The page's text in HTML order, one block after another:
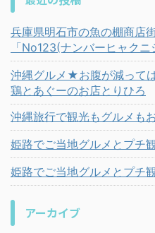
兵庫県明石市の魚の棚商店
「No123(ナンバーヒャク
沖縄グルメ★お腹が減って
鶏とあぐーのお店とりひろ
沖縄旅行で観光もグルメも
姫路でご当地グルメとプチ
姫路でご当地グルメとプチ
アーカイブ